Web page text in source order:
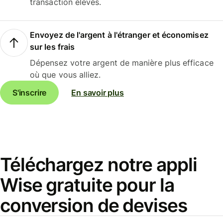
transaction élevés.
Envoyez de l'argent à l'étranger et économisez
sur les frais
Dépensez votre argent de manière plus efficace
où que vous alliez.
S'inscrire
En savoir plus
Téléchargez notre appli
Wise gratuite pour la
conversion de devises